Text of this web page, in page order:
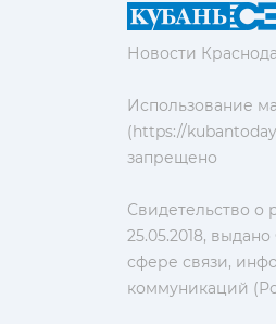
Новости
Использование
(https://
запрещено
Свидетельство
25.05.2018,
сфере связи,
коммуникаций